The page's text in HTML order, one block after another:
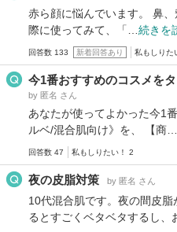
赤ら顔に悩んでいます。 鼻
際に使ってみて、「… 続きを
回答数 133 新着回答あり 私もしりた
今1番おすすめのコスメを
by 匿名 さん
あなたが使ってよかった今1
ルベ/混合肌向け》を、 【商…
回答数 47 私もしりたい！ 2
夜の皮脂対策 by 匿名 さん
10代混合肌です。夜の間皮
るとすごくベタベタするし、